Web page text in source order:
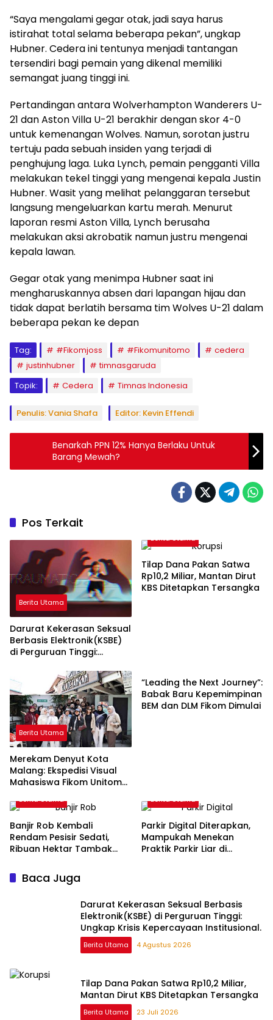
“Saya mengalami gegar otak, jadi saya harus
istirahat total selama beberapa pekan”, ungkap
Hubner. Cedera ini tentunya menjadi tantangan
tersendiri bagi pemain yang dikenal memiliki
semangat juang tinggi ini.
Pertandingan antara Wolverhampton Wanderers U-
21 dan Aston Villa U-21 berakhir dengan skor 4-0
untuk kemenangan Wolves. Namun, sorotan justru
tertuju pada sebuah insiden yang terjadi di
penghujung laga. Luka Lynch, pemain pengganti Villa
melakukan tekel tinggi yang mengenai kepala Justin
Hubner. Wasit yang melihat pelanggaran tersebut
langsung mengeluarkan kartu merah. Menurut
laporan resmi Aston Villa, Lynch berusaha
melakukan aksi akrobatik namun justru mengenai
kepala lawan.
Gegar otak yang menimpa Hubner saat ini
mengharuskannya absen dari lapangan hijau dan
tidak dapat berlatih bersama tim Wolves U-21 dalam
beberapa pekan ke depan
Tag: #Fikomjoss #Fikomunitomo
cedera
justinhubner
timnasgaruda
Topik:
Cedera Timnas Indonesia
Penulis: Vania Shafa Editor: Kevin Effendi
Benarkah PPN 12% Hanya Berlaku Untuk
Barang Mewah?
Pos Terkait
Berita Utama
Darurat Kekerasan Seksual
Berbasis Elektronik(KSBE)
di Perguruan Tinggi:
Kepercayaan Institusional.
Berita Utama
Tilap Dana Pakan Satwa
Rp10,2 Miliar, Mantan Dirut
KBS Ditetapkan Tersangka
Berita Utama
Merekam Denyut Kota
Malang: Ekspedisi Visual
Mahasiswa Fikom Unitomo
“Leading the Next Journey”:
Babak Baru Kepemimpinan
BEM dan DLM Fikom Dimulai
Berita Utama
Banjir Rob Kembali
Rendam Pesisir Sedati,
Ribuan Hektar Tambak
Berita Utama
Parkir Digital Diterapkan,
Mampukah Menekan
Praktik Parkir Liar di
Baca Juga
Darurat Kekerasan Seksual Berbasis
Elektronik(KSBE) di Perguruan Tinggi:
Ungkap Krisis Kepercayaan Institusional.
Berita Utama 4 Agustus 2026
Tilap Dana Pakan Satwa Rp10,2 Miliar,
Mantan Dirut KBS Ditetapkan Tersangka
Berita Utama 23 Juli 2026